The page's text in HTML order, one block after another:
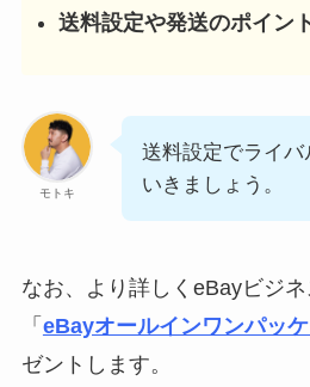
送料設定や発送のポイン
モトキ
送料設定でライバ
いきましょう。
なお、より詳しくeBayビジ
「 eBayオールインワンパッ
ゼントします。